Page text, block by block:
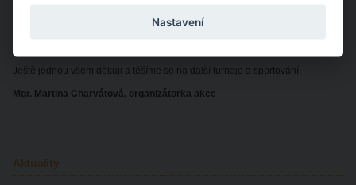
přehazovaná a volejbal. V aule házená a fotbal. Během dopoledne se žáci
Ještě jednou všem děkuji a těšíme se na další turnaje a sportování.
Mgr. Martina Charvátová, organizátorka akce
Aktuality
Nastavení